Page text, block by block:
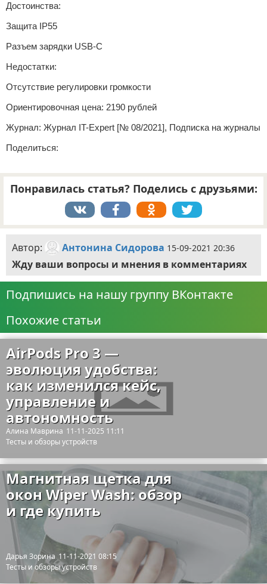
Достоинства:
Защита IP55
Разъем зарядки USB-C
Недостатки:
Отсутствие регулировки громкости
Ориентировочная цена: 2190 рублей
Журнал: Журнал IT-Expert [№ 08/2021], Подписка на журналы
Поделиться:
Понравилась статья? Поделись с друзьями:
Автор: Антонина Сидорова 15-09-2021 20:36
Жду ваши вопросы и мнения в комментариях
Подпишись на нашу группу ВКонтакте
Похожие статьи
AirPods Pro 3 —
эволюция удобства:
как изменился кейс,
управление и
автономность
Алина Маврина 11-11-2025 11:11
Тесты и обзоры устройств
Магнитная щетка для
окон Wiper Wash: обзор
и где купить
Дарья Зорина 11-11-2021 08:15
Тесты и обзоры устройств